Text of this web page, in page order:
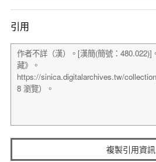
引用
複製引用資訊